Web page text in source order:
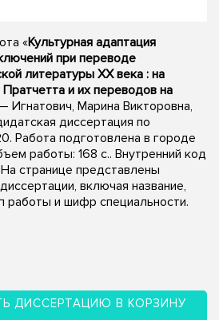
«Культурная адаптация
при переводе
литературы XX века : на
и их переводов на
Игнатович, Марина Викторовна,
диссертация по
Работа подготовлена в городе
работы: 168 с.. Внутренний код
странице представлены
включая название,
работы и шифр специальности.
ДИССЕРТАЦИЮ В КОРЗИНУ